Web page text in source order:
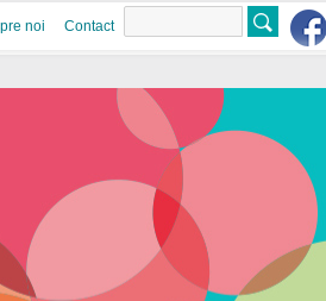
noi Contact